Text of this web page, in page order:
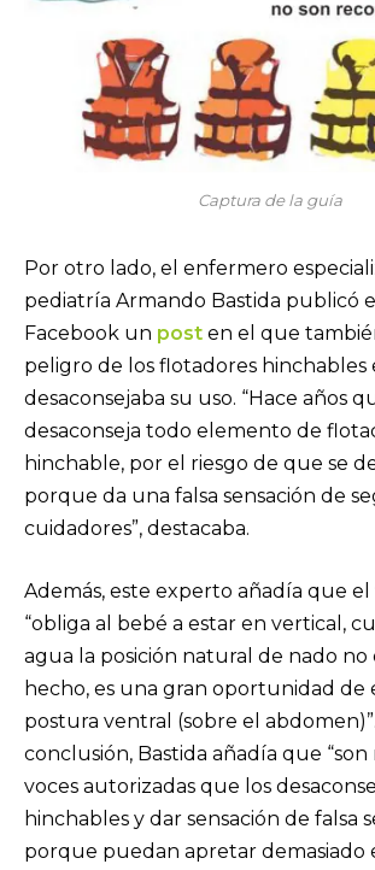
Captura de la guía
Por otro lado, el enfermero
pediatría Armando Bastida publicó
Facebook un post en el que
peligro de los flotadores hinchables
desaconsejaba su uso. “Hace años
desaconseja todo elemento de
hinchable, por el riesgo de que se
porque da una falsa sensación de
cuidadores”, destacaba.
Además, este experto añadía que
“obliga al bebé a estar en vertical,
agua la posición natural de nado no
hecho, es una gran oportunidad de
postura ventral (sobre el
conclusión, Bastida añadía que “son
voces autorizadas que los
hinchables y dar sensación de falsa
porque puedan apretar demasiado